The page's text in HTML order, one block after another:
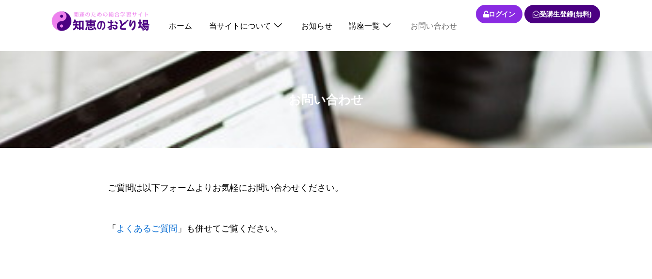
ス
ホーム 当サイトについて お知らせ 講座一覧 お問い合わせ
ログイン 受講生登録(無料)
お問い合わせ
ご質問は以下フォームよりお気軽にお問い合わせください。
「 よくあるご質問 」も併せてご覧ください。